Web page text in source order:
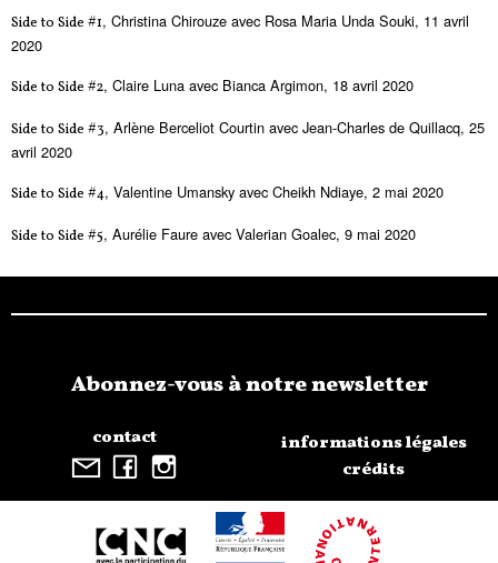
Side to Side #1, Christina Chirouze avec Rosa Maria Unda Souki, 11 avril
2020
Side to Side #2, Claire Luna avec Bianca Argimon, 18 avril 2020
Side to Side #3, Arlène Berceliot Courtin avec Jean-Charles de Quillacq, 25
avril 2020
Side to Side #4, Valentine Umansky avec Cheikh Ndiaye, 2 mai 2020
Side to Side #5, Aurélie Faure avec Valerian Goalec, 9 mai 2020
contact
Abonnez-vous à notre newsletter
informations légales
crédits